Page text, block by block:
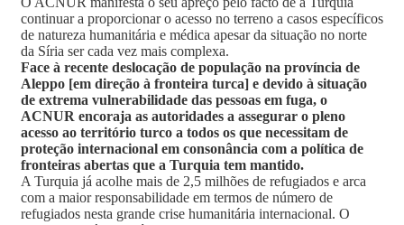
continuar a proporcionar o acesso no terreno a casos específicos
de natureza humanitária e médica apesar da situação no norte
da Síria ser cada vez mais complexa.
Face à recente deslocação de população na província de
Aleppo [em direção à fronteira turca] e devido à situação
de extrema vulnerabilidade das pessoas em fuga, o
ACNUR encoraja as autoridades a assegurar o pleno
acesso ao território turco a todos os que necessitam de
proteção internacional em consonância com a política de
fronteiras abertas que a Turquia tem mantido.
A Turquia já acolhe mais de 2,5 milhões de refugiados e arca
com a maior responsabilidade em termos de número de
refugiados nesta grande crise humanitária internacional. O